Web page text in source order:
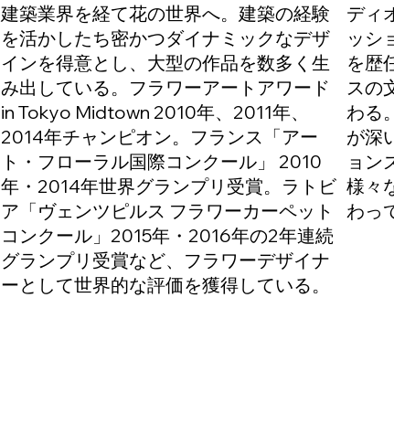
建築業界を経て花の世界へ。建築の経験
を活かしたち密かつダイナミックなデザ
インを得意とし、大型の作品を数多く生
み出している。フラワーアートアワード
in Tokyo Midtown 2010年、2011年、
2014年チャンピオン。フランス「アー
ト・フローラル国際コンクール」 2010
年・2014年世界グランプリ受賞。ラトビ
ア「ヴェンツピルス フラワーカーペット
コンクール」2015年・2016年の2年連続
グランプリ受賞など、フラワーデザイナ
ーとして世界的な評価を獲得している。
ディ
ッシ
を歴
スの
わる
が深
ョン
様々
わっ